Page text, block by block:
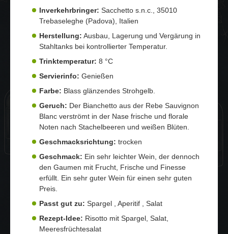
Inverkehrbringer: Sacchetto s.n.c., 35010
Trebaseleghe (Padova), Italien
Herstellung: Ausbau, Lagerung und Vergärung in
Stahltanks bei kontrollierter Temperatur.
Trinktemperatur: 8 °C
Servierinfo: Genießen
Farbe: Blass glänzendes Strohgelb.
Geruch: Der Bianchetto aus der Rebe Sauvignon
Blanc verströmt in der Nase frische und florale
Noten nach Stachelbeeren und weißen Blüten.
Geschmacksrichtung: trocken
Geschmack: Ein sehr leichter Wein, der dennoch
den Gaumen mit Frucht, Frische und Finesse
erfüllt. Ein sehr guter Wein für einen sehr guten
Preis.
Passt gut zu: Spargel , Aperitif , Salat
Rezept-Idee: Risotto mit Spargel, Salat,
Meeresfrüchtesalat